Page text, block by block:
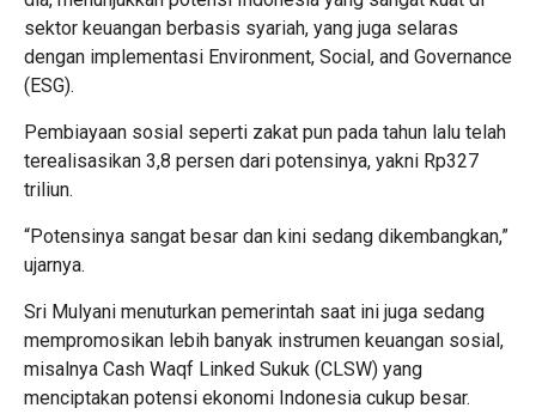
sektor keuangan berbasis syariah, yang juga selaras
dengan implementasi Environment, Social, and Governance
(ESG).
Pembiayaan sosial seperti zakat pun pada tahun lalu telah
terealisasikan 3,8 persen dari potensinya, yakni Rp327
triliun.
“Potensinya sangat besar dan kini sedang dikembangkan,”
ujarnya.
Sri Mulyani menuturkan pemerintah saat ini juga sedang
mempromosikan lebih banyak instrumen keuangan sosial,
misalnya Cash Waqf Linked Sukuk (CLSW) yang
menciptakan potensi ekonomi Indonesia cukup besar.